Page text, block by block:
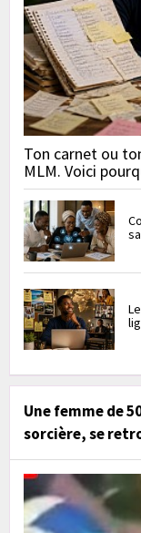
Ton carnet ou
MLM. Voici
Une femme de
sorcière, se